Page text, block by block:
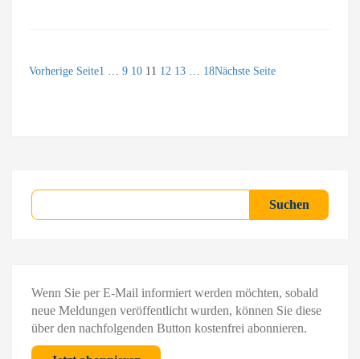
Vorherige Seite1 … 9 10 11 12 13 … 18Nächste Seite
Suchen
Suchen
Wenn Sie per E-Mail informiert werden möchten, sobald
neue Meldungen veröffentlicht wurden, können Sie diese
über den nachfolgenden Button kostenfrei abonnieren.